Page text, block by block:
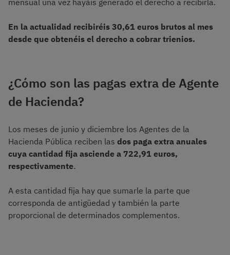
mensual una vez hayáis generado el derecho a recibirla.
En la actualidad recibiréis 30,61 euros brutos al mes
desde que obtenéis el derecho a cobrar trienios.
¿Cómo son las pagas extra de Agente
de Hacienda?
Los meses de junio y diciembre los Agentes de la
Hacienda Pública reciben las dos paga extra anuales
cuya cantidad fija asciende a 722,91 euros,
respectivamente.
A esta cantidad fija hay que sumarle la parte que
corresponda de antigüedad y también la parte
proporcional de determinados complementos.